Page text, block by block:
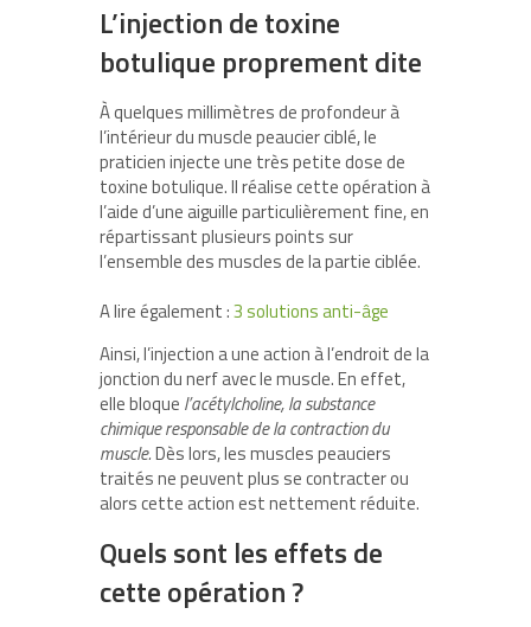
L’injection de toxine
botulique proprement dite
À quelques millimètres de profondeur à
l’intérieur du muscle peaucier ciblé, le
praticien injecte une très petite dose de
toxine botulique. Il réalise cette opération à
l’aide d’une aiguille particulièrement fine, en
répartissant plusieurs points sur
l’ensemble des muscles de la partie ciblée.
A lire également :3 solutions anti-âge
Ainsi, l’injection a une action à l’endroit de la
jonction du nerf avec le muscle. En effet,
elle bloque l’acétylcholine, la substance
chimique responsable de la contraction du
muscle.Dès lors, les muscles peauciers
traités ne peuvent plus se contracter ou
alors cette action est nettement réduite.
Quels sont les effets de
cette opération ?